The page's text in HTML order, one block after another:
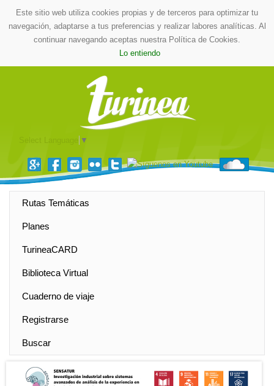
Este sitio web utiliza cookies propias y de terceros para optimizar tu
navegación, adaptarse a tus preferencias y realizar labores analíticas. Al
continuar navegando aceptas nuestra Política de Cookies.
Lo entiendo
▼
Rutas Temáticas
Planes
TurineaCARD
Biblioteca Virtual
Cuaderno de viaje
Registrarse
Buscar